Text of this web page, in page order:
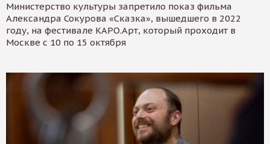
Министерство культуры запретило показ фильма
Александра Сокурова «Сказка», вышедшего в 2022
году, на фестивале КАРО.Арт, который проходит в
Москве с 10 по 15 октября